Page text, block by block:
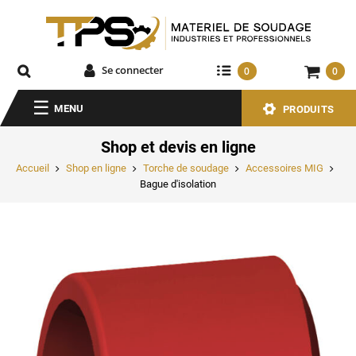
Se connecter 0 0
MENU PRODUITS
Shop et devis en ligne
Accueil Shop en ligne Torche de soudage
Accessoires MIG
Bague d'isolation